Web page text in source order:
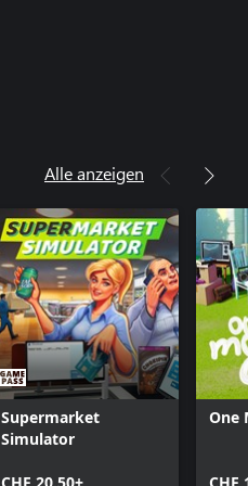
Alle anzeigen
Supermarket
Simulator
One